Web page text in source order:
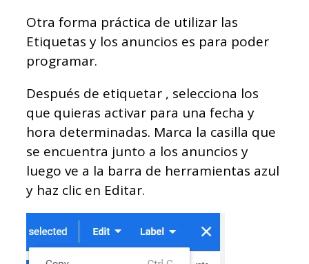
Otra forma práctica de utilizar las
Etiquetas y los anuncios es para poder
programar.
Después de etiquetar , selecciona los
que quieras activar para una fecha y
hora determinadas. Marca la casilla que
se encuentra junto a los anuncios y
luego ve a la barra de herramientas azul
y haz clic en Editar.